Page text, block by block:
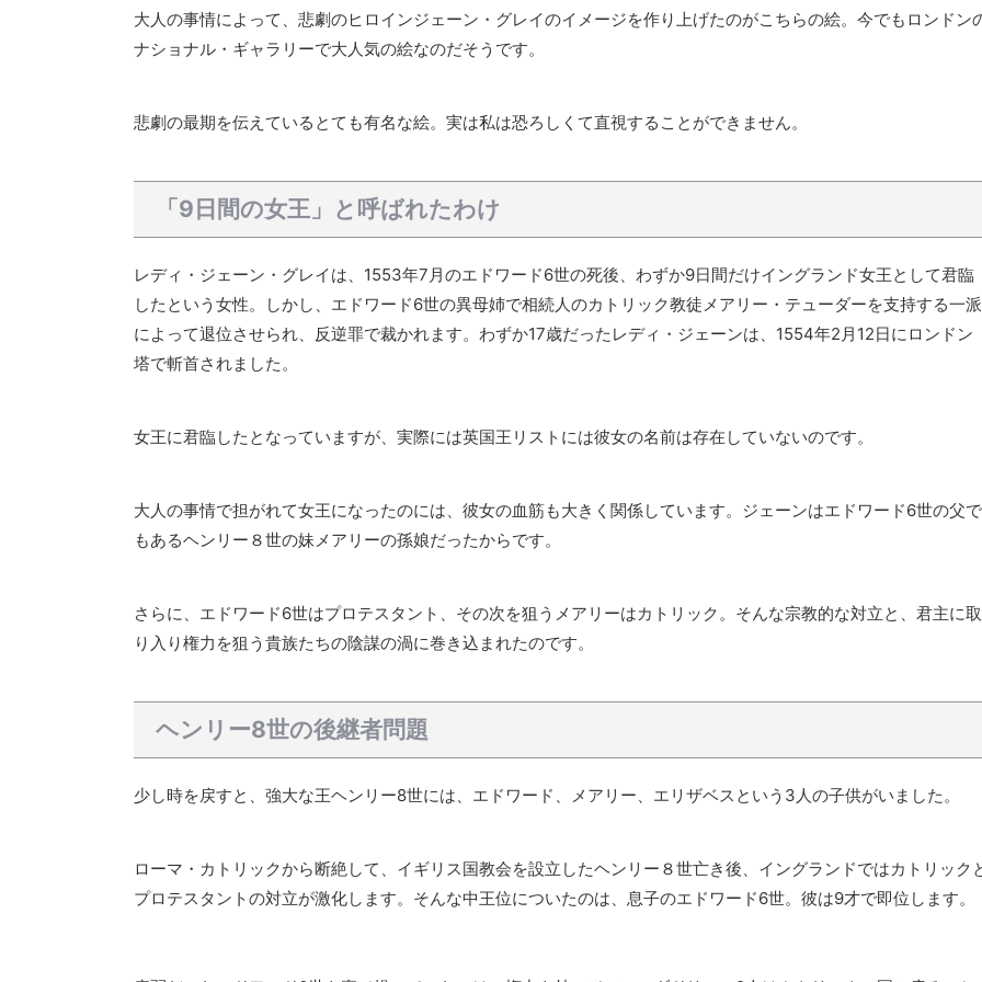
大人の事情によって、悲劇のヒロインジェーン・グレイのイメージを作り上げたのがこちらの絵。今でもロンドン
ナショナル・ギャラリーで大人気の絵なのだそうです。
悲劇の最期を伝えているとても有名な絵。実は私は恐ろしくて直視することができません。
「9日間の女王」と呼ばれたわけ
レディ・ジェーン・グレイは、1553年7月のエドワード6世の死後、わずか9日間だけイングランド女王として君臨
したという女性。しかし、エドワード6世の異母姉で相続人のカトリック教徒メアリー・テューダーを支持する一派
によって退位させられ、反逆罪で裁かれます。わずか17歳だったレディ・ジェーンは、1554年2月12日にロンドン
塔で斬首されました。
女王に君臨したとなっていますが、実際には英国王リストには彼女の名前は存在していないのです。
大人の事情で担がれて女王になったのには、彼女の血筋も大きく関係しています。ジェーンはエドワード6世の父で
もあるヘンリー８世の妹メアリーの孫娘だったからです。
さらに、エドワード6世はプロテスタント、その次を狙うメアリーはカトリック。そんな宗教的な対立と、君主に取
り入り権力を狙う貴族たちの陰謀の渦に巻き込まれたのです。
ヘンリー8世の後継者問題
少し時を戻すと、強大な王ヘンリー8世には、エドワード、メアリー、エリザベスという3人の子供がいました。
ローマ・カトリックから断絶して、イギリス国教会を設立したヘンリー８世亡き後、イングランドではカトリック
プロテスタントの対立が激化します。そんな中王位についたのは、息子のエドワード6世。彼は9才で即位します。